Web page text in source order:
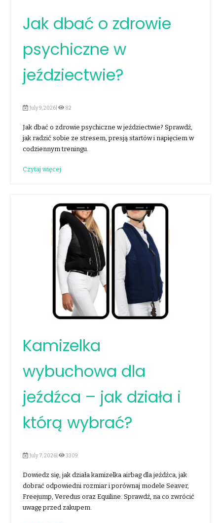
Jak dbać o zdrowie
psychiczne w
jeździectwie?
July 9, 2026| 82
Jak dbać o zdrowie psychiczne w jeździectwie? Sprawdź,
jak radzić sobie ze stresem, presją startów i napięciem w
codziennym treningu.
Czytaj więcej
Kamizelka
wybuchowa dla
jeźdźca – jak działa i
którą wybrać?
July 7, 2026| 3309
Dowiedz się, jak działa kamizelka airbag dla jeźdźca, jak
dobrać odpowiedni rozmiar i porównaj modele Seaver,
Freejump, Veredus oraz Equiline. Sprawdź, na co zwrócić
uwagę przed zakupem.